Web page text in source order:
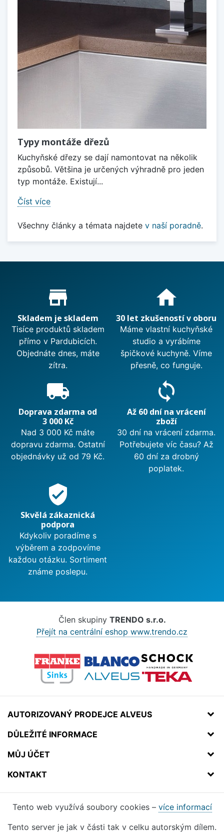
Typy montáže dřezů
Kuchyňské dřezy se dají namontovat na několik
způsobů. Většina je určených výhradně pro jeden
typ montáže. Existují...
Číst více
Všechny články a témata najdete v naší poradně.
Proč nakupovat u nás?
store_mall_directory
Skladem je skladem
Tisíce produktů skladem
přímo v Pardubicích.
Objednáte dnes, máte
zítra.
home
30 let zkušeností v oboru
Máme vlastní kuchyňské
studio a vyrábíme
špičkové kuchyně. Víme
přesně, co funguje.
local_shipping
Doprava zdarma od
3 000 Kč
Nad 3 000 Kč máte
dopravu zdarma. Ostatní
objednávky už od 79 Kč.
sync
Až 60 dní na vrácení
zboží
30 dní na vrácení zdarma.
Potřebujete víc času? Až
60 dní za drobný
poplatek.
verified_user
Skvělá zákaznická
podpora
Kdykoliv poradíme s
výběrem a zodpovíme
každou otázku. Sortiment
známe poslepu.
Člen skupiny TRENDO s.r.o.
Přejít na centrální eshop www.trendo.cz
AUTORIZOVANÝ PRODEJCE ALVEUS
DŮLEŽITÉ INFORMACE
MŮJ ÚČET
KONTAKT
Tento web využívá soubory cookies – více informací
Tento server je jak v části tak v celku autorským dílem.